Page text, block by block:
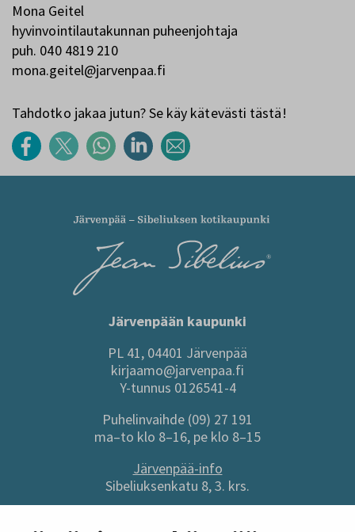
Mona Geitel
hyvinvointilautakunnan puheenjohtaja
puh. 040 4819 210
mona.geitel@jarvenpaa.fi
Tahdotko jakaa jutun? Se käy kätevästi tästä!
Järvenpään kaupunki
PL 41, 04401 Järvenpää
kirjaamo@jarvenpaa.fi
Y-tunnus 0126541-4
Puhelinvaihde (09) 27 191
ma–to klo 8–16, pe klo 8–15
Järvenpää-info
Sibeliuksenkatu 8, 3. krs.